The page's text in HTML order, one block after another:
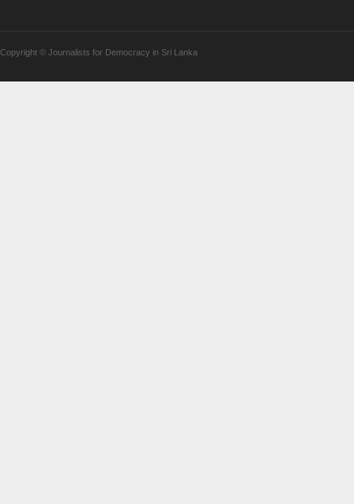
Copyright © Journalists for Democracy in Sri Lanka